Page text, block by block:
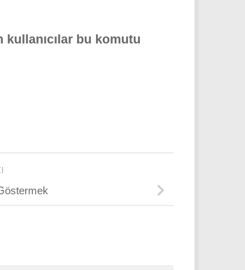
kullanıcılar bu komutu